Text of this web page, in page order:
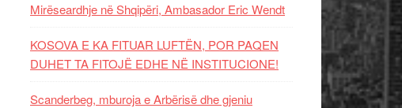
Mirëseardhje në Shqipëri, Ambasador Eric Wendt
KOSOVA E KA FITUAR LUFTËN, POR PAQEN
DUHET TA FITOJË EDHE NË INSTITUCIONE!
Scanderbeg, mburoja e Arbërisë dhe gjeniu